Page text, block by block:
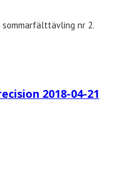
nr 2.
2018-04-21